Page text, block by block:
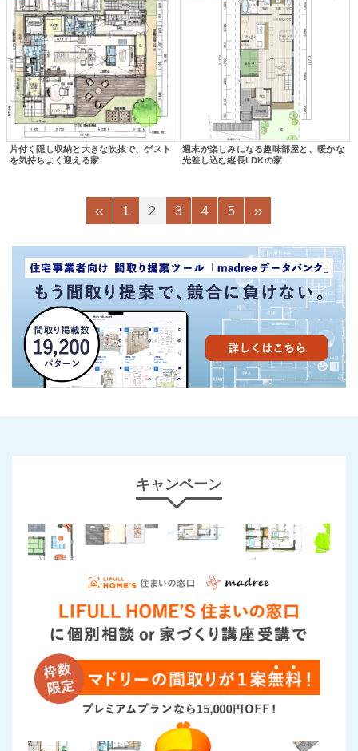
片付く隠し収納と大きな吹抜で、ゲスト
を気持ちよく迎える家
週末が楽しみになる趣味部屋と、暖かな
光差し込む縦長LDKの家
‹‹ 1 2 3 4 5 ››
キャンペーン